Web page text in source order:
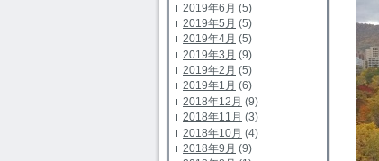
2019年6月 (5)
2019年5月 (5)
2019年4月 (5)
2019年3月 (9)
2019年2月 (5)
2019年1月 (6)
2018年12月 (9)
2018年11月 (3)
2018年10月 (4)
2018年9月 (9)